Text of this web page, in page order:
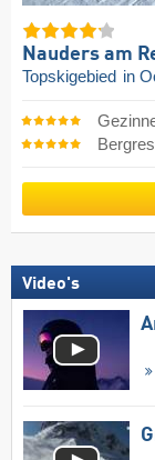
Nauders am
Topskigebied in
Video's